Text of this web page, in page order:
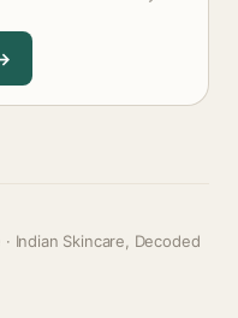
Indian Skincare, Decoded